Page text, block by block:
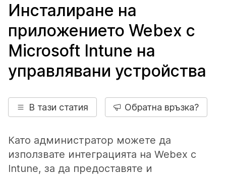
Инсталиране на
приложението Webex с
Microsoft Intune на
управлявани устройства
В тази статия Обратна връзка?
Като администратор можете да
използвате интеграцията на Webex с
Intune, за да предоставяте и